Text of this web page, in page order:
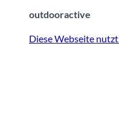
outdooractive
Diese Webseite